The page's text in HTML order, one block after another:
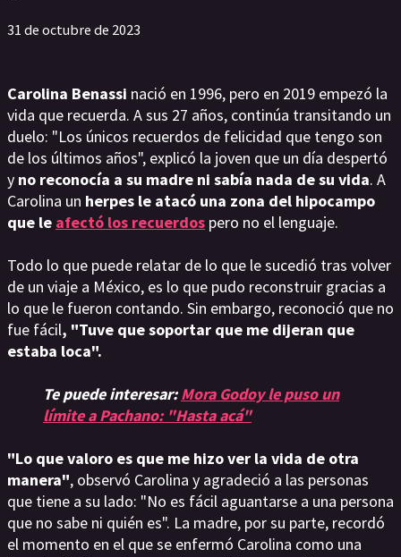
31 de octubre de 2023
Carolina Benassi nació en 1996, pero en 2019 empezó la
vida que recuerda. A sus 27 años, continúa transitando un
duelo: "Los únicos recuerdos de felicidad que tengo son
de los últimos años", explicó la joven que un día despertó
y no reconocía a su madre ni sabía nada de su vida. A
Carolina un herpes le atacó una zona del hipocampo
que le afectó los recuerdos pero no el lenguaje.
Todo lo que puede relatar de lo que le sucedió tras volver
de un viaje a México, es lo que pudo reconstruir gracias a
lo que le fueron contando. Sin embargo, reconoció que no
fue fácil, "Tuve que soportar que me dijeran que
estaba loca".
Te puede interesar:Mora Godoy le puso un
límite a Pachano: "Hasta acá"
"Lo que valoro es que me hizo ver la vida de otra
manera", observó Carolina y agradeció a las personas
que tiene a su lado: "No es fácil aguantarse a una persona
que no sabe ni quién es". La madre, por su parte, recordó
el momento en el que se enfermó Carolina como una